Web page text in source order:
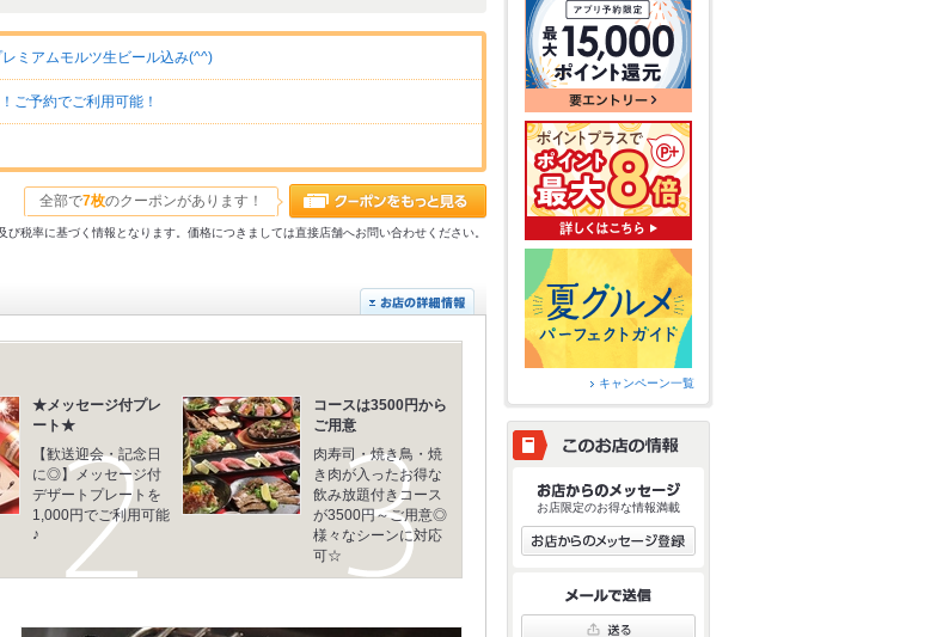
ミアムモルツ生ビール込み(^^)
ご予約でご利用可能！
全部で7枚のクーポンがあります！
税率に基づく情報となります。価格につきましては直接店舗へお問い合わせください。
★メッセージ付プレ
ート★
【歓送迎会・記念日
に◎】メッセージ付
デザートプレートを
1,000円でご利用可能
♪
コースは3500円から
ご用意
肉寿司・焼き鳥・焼
き肉が入ったお得な
飲み放題付きコース
が3500円～ご用意◎
様々なシーンに対応
可☆
キャンペーン一覧
お店限定のお得な情報満載